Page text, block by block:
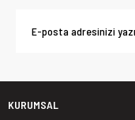
KURUMSAL